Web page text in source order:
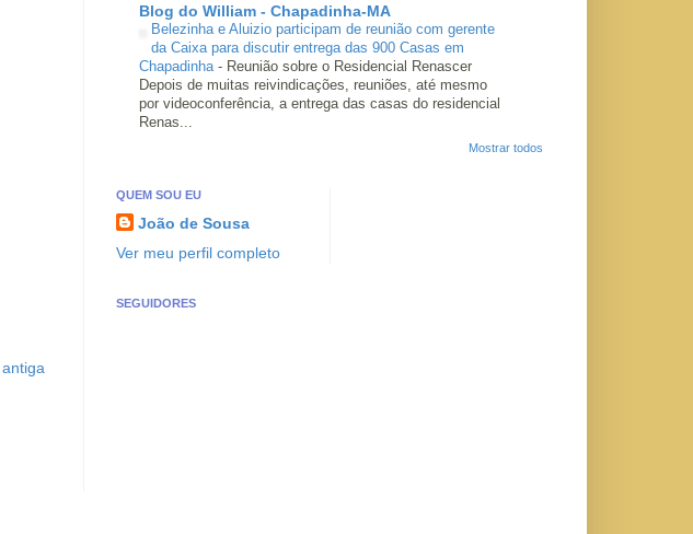
Blog do William - Chapadinha-MA
Belezinha e Aluizio participam de reunião com gerente
da Caixa para discutir entrega das 900 Casas em
Chapadinha - Reunião sobre o Residencial Renascer
Depois de muitas reivindicações, reuniões, até mesmo
por videoconferência, a entrega das casas do residencial
Renas...
Mostrar todos
QUEM SOU EU
João de Sousa
Ver meu perfil completo
SEGUIDORES